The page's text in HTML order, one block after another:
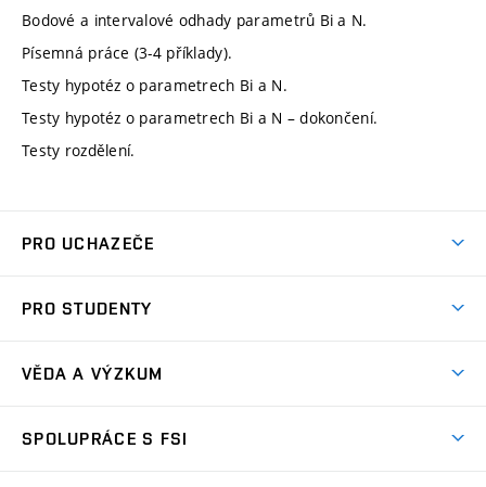
Bodové a intervalové odhady parametrů Bi a N.
Písemná práce (3-4 příklady).
Testy hypotéz o parametrech Bi a N.
Testy hypotéz o parametrech Bi a N – dokončení.
Testy rozdělení.
PRO UCHAZEČE
Ambasadoři studia
Zápisy
PRO STUDENTY
Studijní předpisy
VĚDA A VÝZKUM
SPOLUPRÁCE S FSI